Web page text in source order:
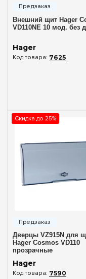
3
4(+1)
6
8(+10)
24(+10)
Комплектация
В комплекте
Материал корпуса
Без дверцы
Непрозрачная
Прозрачная
Внешний щит Hager
VD110NE 10 мод. без
Hager
7625
Скидка до 25%
Дверцы VZ915N для
Hager Cosmos VD110
прозрачные
Hager
7590